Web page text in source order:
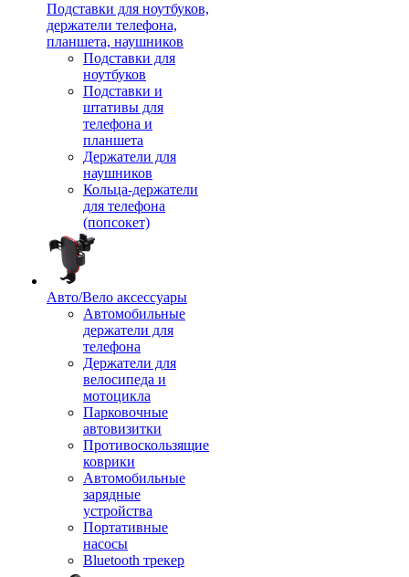
Подставки для ноутбуков,
держатели телефона,
планшета, наушников
Подставки для
ноутбуков
Подставки и
штативы для
телефона и
планшета
Держатели для
наушников
Кольца-держатели
для телефона
(попсокет)
Авто/Вело аксессуары
Автомобильные
держатели для
телефона
Держатели для
велосипеда и
мотоцикла
Парковочные
автовизитки
Противоскользящие
коврики
Автомобильные
зарядные
устройства
Портативные
насосы
Bluetooth трекер